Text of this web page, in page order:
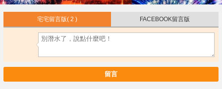
宅宅留言版( 2 ) FACEBOOK留言版
留言